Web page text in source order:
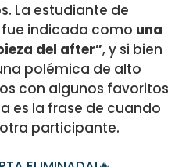
La estudiante de
indicada como una
del after”, y si bien
polémica de alto
con algunos favoritos
es la frase de cuando
participante.